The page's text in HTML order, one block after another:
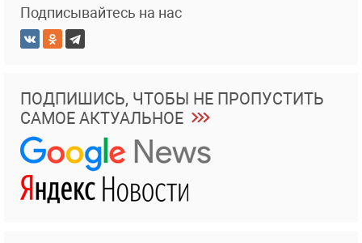
Подписывайтесь на нас
ПОДПИШИСЬ, ЧТОБЫ НЕ ПРОПУСТИТЬ
САМОЕ АКТУАЛЬНОЕ